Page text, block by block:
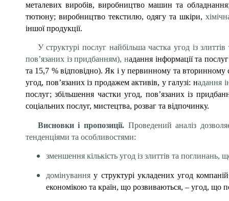
металевих виробів, виробництво машин та
тютюну; виробництво текстилю, одягу та шкіри,
іншої продукції.
У структурі послуг найбільша частка угод із
пов’язаних із придбанням), надання інформації та
та 15,7 % відповідно). Як і у первинному та вторинному
угод, пов’язаних із продажем активів, у галузі: надання
послуг; збільшення частки угод, пов’язаних із
соціальних послуг, мистецтва, розваг та відпочинку.
Висновки і пропозиції. Проведений аналіз
тенденціями та особливостями:
зменшення кількість угод із злиттів та
домінуванняу структурі укладених угод
економікою та країн, що розвиваються, – угод, що